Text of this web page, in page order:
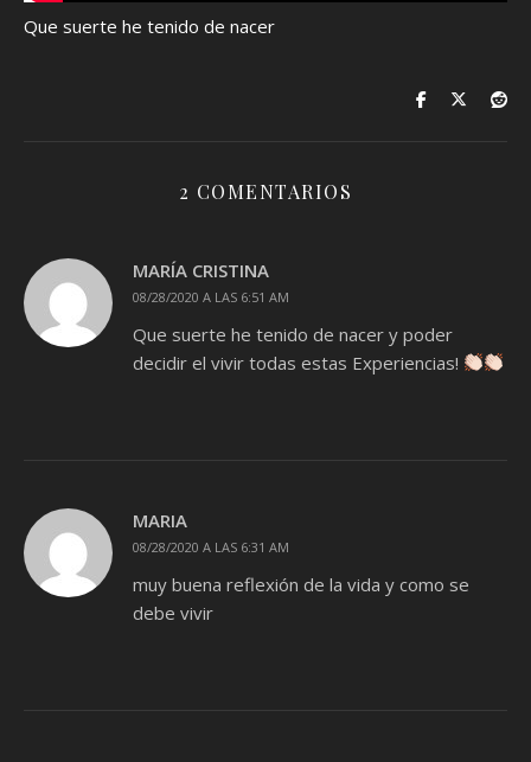
Que suerte he tenido de nacer
2 COMENTARIOS
MARÍA CRISTINA
08/28/2020 A LAS 6:51 AM
Que suerte he tenido de nacer y poder
decidir el vivir todas estas Experiencias!
MARIA
08/28/2020 A LAS 6:31 AM
muy buena reflexión de la vida y como se
debe vivir